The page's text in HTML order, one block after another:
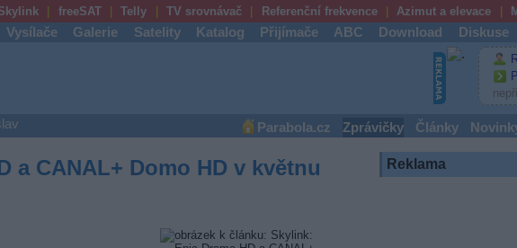
freeSAT Telly TV srovnávač Referenční frekvence Azimut a elevace
Vysílače Galerie Satelity Katalog Přijímače ABC Download Diskuse
Parabola.cz Zprávičky Články
a CANAL+ Domo HD v květnu
Reklama